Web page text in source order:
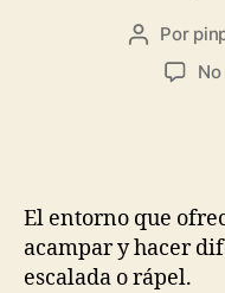
Por
El entorno que
acampar y hacer
escalada o rápel.